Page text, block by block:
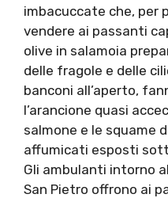
imbacuccate che, per
vendere ai passanti
olive in salamoia
delle fragole e delle
banconi all’aperto,
l’arancione quasi
salmone e le squame
affumicati esposti
Gli ambulanti intorno
San Pietro offrono ai